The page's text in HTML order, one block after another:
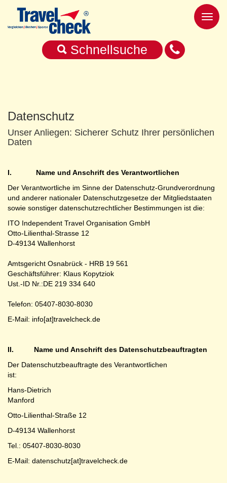
Toggle
Schnellsuche
Datenschutz
Unser Anliegen: Sicherer Schutz Ihrer persönlichen
Daten
I. Name und Anschrift des Verantwortlichen
Der Verantwortliche im Sinne der Datenschutz-Grundverordnung
und anderer nationaler Datenschutzgesetze der Mitgliedstaaten
sowie sonstiger datenschutzrechtlicher Bestimmungen ist die:
ITO Independent Travel Organisation GmbH
Otto-Lilienthal-Strasse 12
D-49134 Wallenhorst
Amtsgericht Osnabrück - HRB 19 561
Geschäftsführer: Klaus Kopytziok
Ust.-ID Nr.:DE 219 334 640
Telefon: 05407-8030-8030
E-Mail: info[at]travelcheck.de
II. Name und Anschrift des Datenschutzbeauftragten
Der Datenschutzbeauftragte des Verantwortlichen
ist:
Hans-Dietrich
Otto-Lilienthal-Straße 12
D-49134 Wallenhorst
Tel.: 05407-8030-8030
E-Mail: datenschutz[at]travelcheck.de